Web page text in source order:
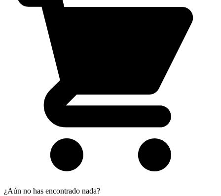
¿Aún no has encontrado nada?